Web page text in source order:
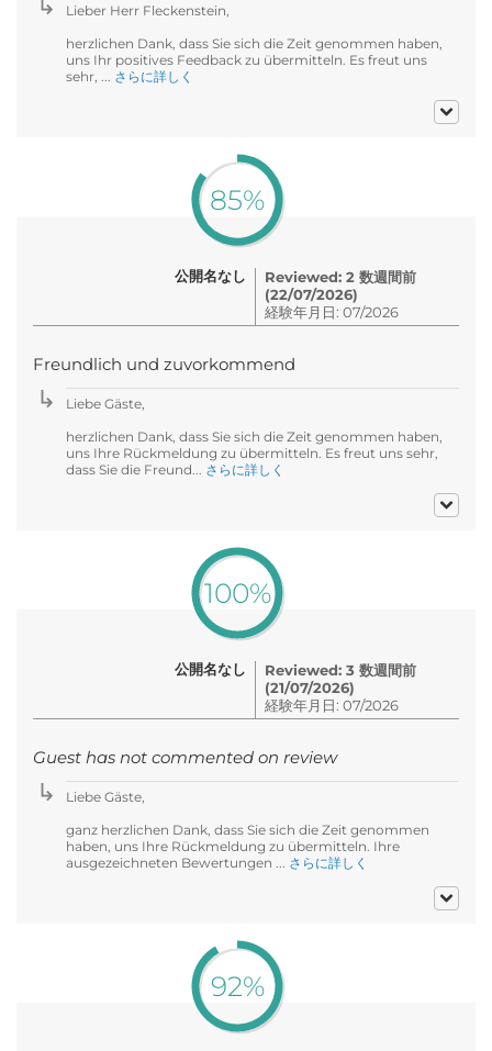
Lieber Herr Fleckenstein,
herzlichen Dank, dass Sie sich die Zeit genommen haben,
uns Ihr positives Feedback zu übermitteln. Es freut uns
sehr, ... さらに詳しく
85%
公開名なし
Reviewed: 2 数週間前
(22/07/2026)
経験年月日: 07/2026
Freundlich und zuvorkommend
Liebe Gäste,
herzlichen Dank, dass Sie sich die Zeit genommen haben,
uns Ihre Rückmeldung zu übermitteln. Es freut uns sehr,
dass Sie die Freund... さらに詳しく
100%
公開名なし
Reviewed: 3 数週間前
(21/07/2026)
経験年月日: 07/2026
Guest has not commented on review
Liebe Gäste,
ganz herzlichen Dank, dass Sie sich die Zeit genommen
haben, uns Ihre Rückmeldung zu übermitteln. Ihre
ausgezeichneten Bewertungen ... さらに詳しく
92%